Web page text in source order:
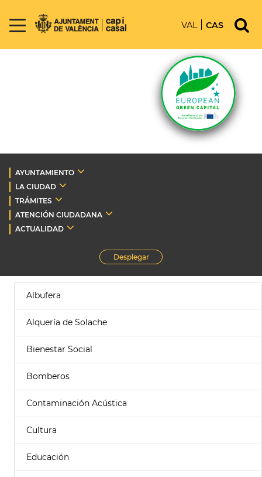
VAL CAS
AYUNTAMIENTO
LA CIUDAD
TRÁMITES
ATENCIÓN CIUDADANA
ACTUALIDAD
Desplegar
Albufera
Alquería de Solache
Bienestar Social
Bomberos
Contaminación Acústica
Cultura
Educación